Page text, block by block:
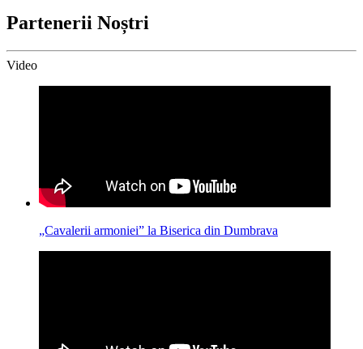
Partenerii Noștri
Video
„Cavalerii armoniei” la Biserica din Dumbrava